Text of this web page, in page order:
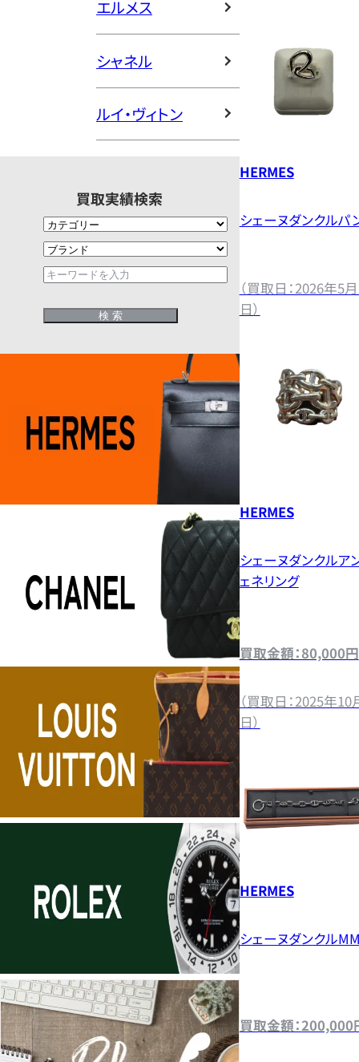
エルメス
シャネル
ルイ・ヴィトン
買取実績検索
HERMES
シェーヌダンクルパ
（買取日：2026年5
日）
HERMES
シェーヌダンクルア
ェネリング
買取金額：80,000円
（買取日：2025年10
日）
HERMES
シェーヌダンクル
買取金額：200,000